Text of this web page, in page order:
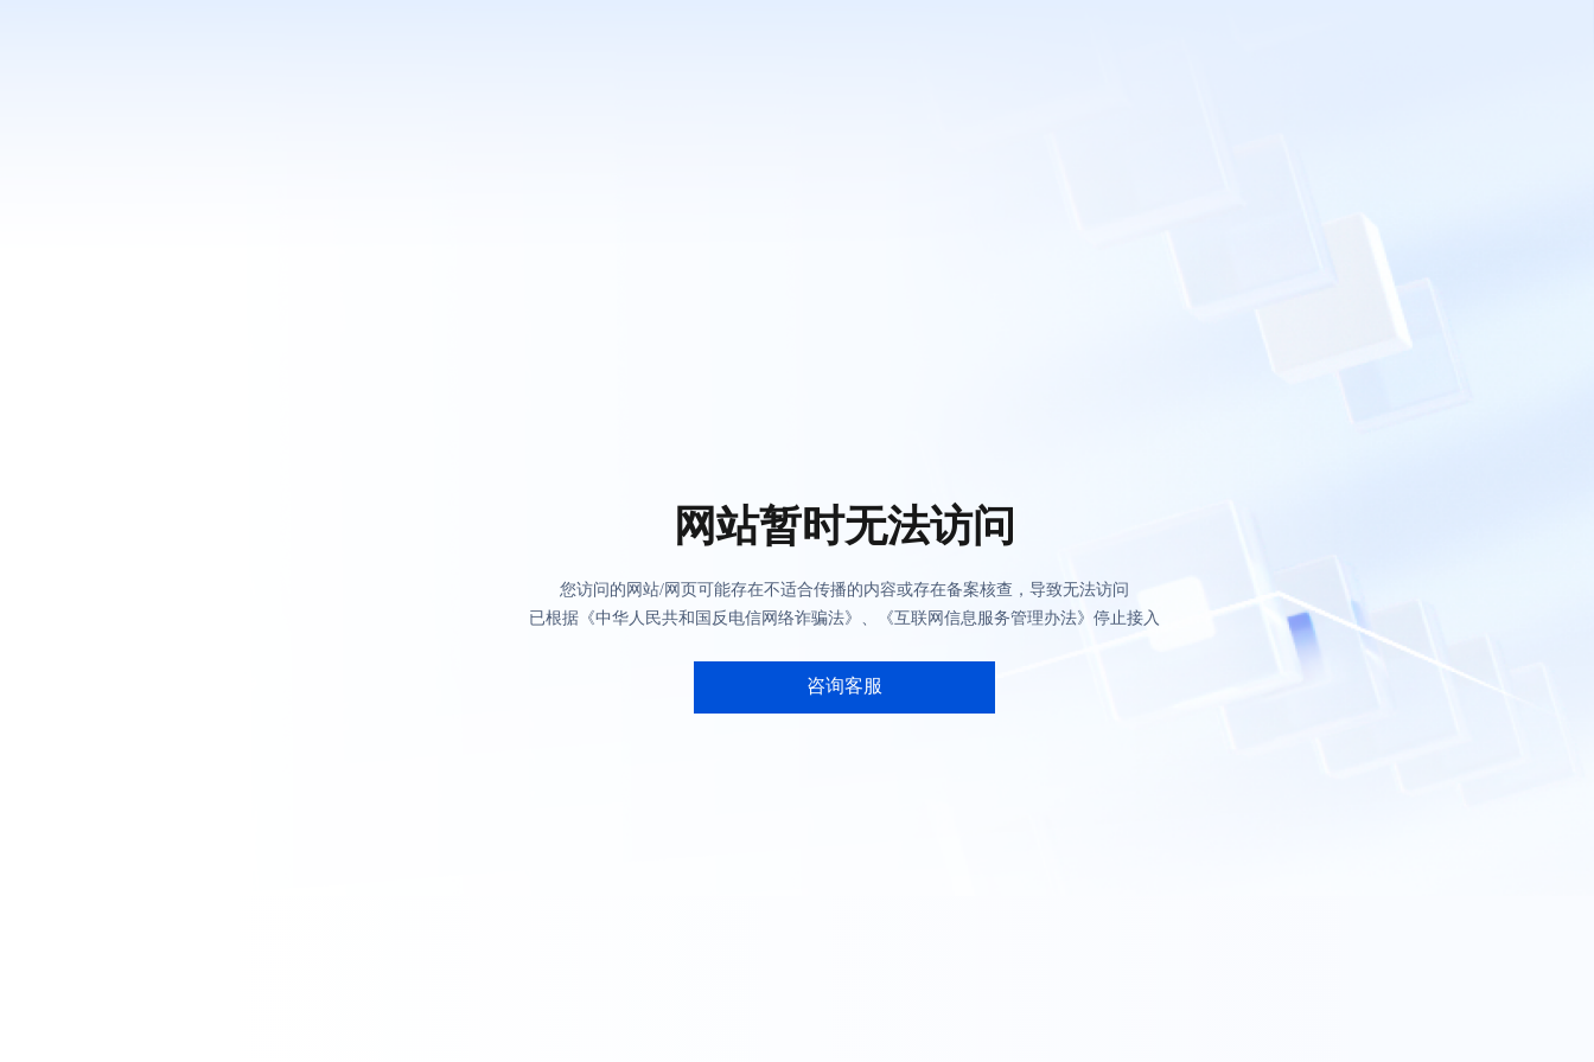
网站暂时无法访问
您访问的网站/网页可能存在不适合传播的内容或存在备案核查，导致无法访问
已根据《中华人民共和国反电信网络诈骗法》、《互联网信息服务管理办法》停止接入
咨询客服